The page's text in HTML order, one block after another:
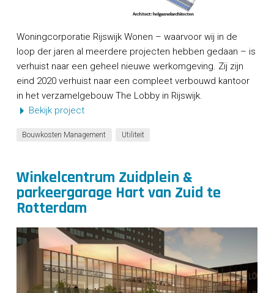
Woningcorporatie Rijswijk Wonen – waarvoor wij in de
loop der jaren al meerdere projecten hebben gedaan – is
verhuist naar een geheel nieuwe werkomgeving. Zij zijn
eind 2020 verhuist naar een compleet verbouwd kantoor
in het verzamelgebouw The Lobby in Rijswijk.
Bekijk project
Bouwkosten Management Utiliteit
Winkelcentrum Zuidplein &
parkeergarage Hart van Zuid te
Rotterdam